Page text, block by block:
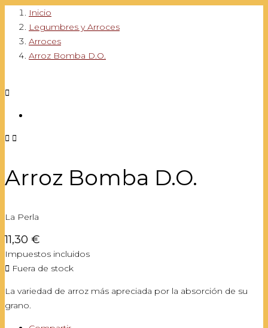
Inicio
Legumbres y Arroces
Arroces
Arroz Bomba D.O.

 
Arroz Bomba D.O.
La Perla
11,30 €
Impuestos incluidos
 Fuera de stock
La variedad de arroz más apreciada por la absorción de su
grano.